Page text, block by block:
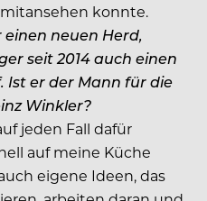
konnte.
neuen Herd,
seit 2014 auch einen
er der Mann für die
Winkler?
jeden Fall dafür
auf meine Küche
eigene Ideen, das